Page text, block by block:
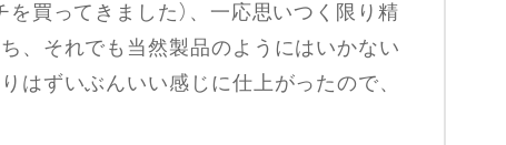
を買ってきました）、一応思いつく限り精
、それでも当然製品のようにはいかない
はずいぶんいい感じに仕上がったので、